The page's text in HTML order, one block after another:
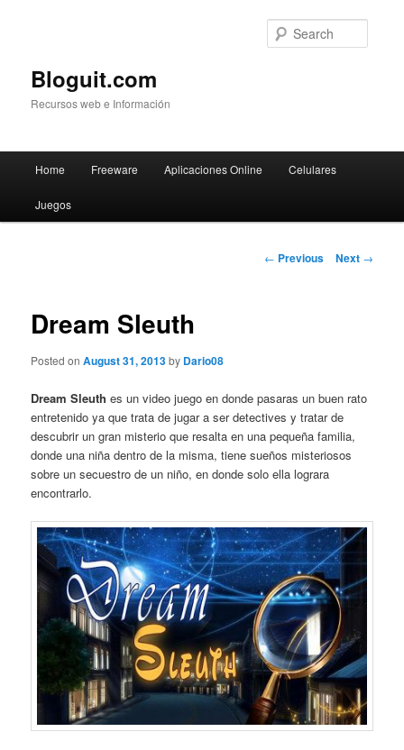
Bloguit.com
Recursos web e Información
Skip
to
Home Freeware Aplicaciones Online Celulares
Juegos
Post
← Previous Next →
Dream Sleuth
Posted onAugust 31, 2013by Dario08
Dream Sleuthes un video juego en donde pasaras un buen rato
entretenido ya que trata de jugar a ser detectives y tratar de
descubrir un gran misterio que resalta en una pequeña familia,
donde una niña dentro de la misma, tiene sueños misteriosos
sobre un secuestro de un niño, en donde solo ella lograra
encontrarlo.